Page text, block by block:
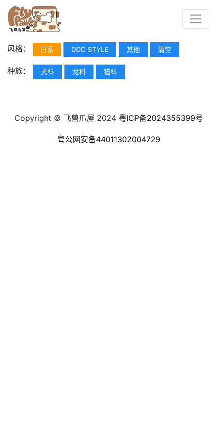
风格： 日系 DDD STYLE 其他 清空
种族： 犬科 龙科 猫科
Copyright © 飞兽爪屋 2024 粤ICP备2024355399号
粤公网安备44011302004729